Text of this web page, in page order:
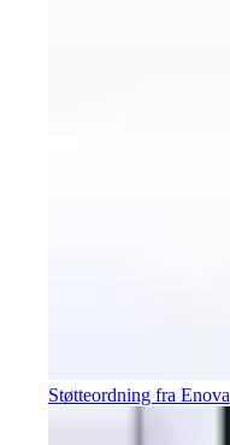
Støtteordning fra Enova